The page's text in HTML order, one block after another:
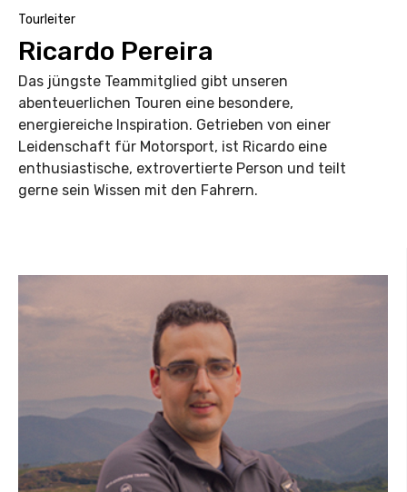
Tourleiter
Ricardo Pereira
Das jüngste Teammitglied gibt unseren
abenteuerlichen Touren eine besondere,
energiereiche Inspiration. Getrieben von einer
Leidenschaft für Motorsport, ist Ricardo eine
enthusiastische, extrovertierte Person und teilt
gerne sein Wissen mit den Fahrern.